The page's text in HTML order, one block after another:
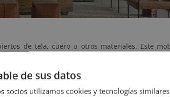
de tela, cuero u otros materiales. Este
a desgastarse mucho antes, por lo que
de sus datos
socios utilizamos cookies y tecnologías